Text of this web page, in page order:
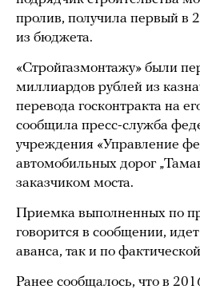
пролив, получила первый в
из бюджета.
«Стройгазмонтажу» были
миллиардов рублей из
перевода госконтракта на
сообщила пресс-служба
учреждения «Управление
автомобильных дорог
заказчиком моста.
Приемка выполненных по
говорится в сообщении,
аванса, так и по
Ранее сообщалось, что в